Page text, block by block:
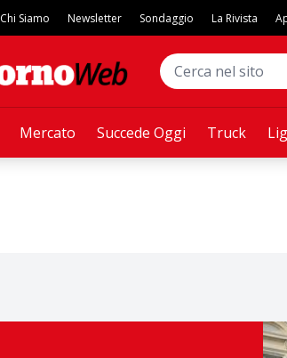
Mercato Succede Oggi Truck
Chi Siamo Newsletter Sondaggio La Rivista